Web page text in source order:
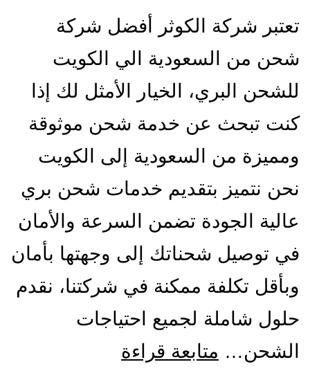
تعتبر شركة الكوثر أفضل شركة
شحن من السعودية الي الكويت
للشحن البري، الخيار الأمثل لك إذا
كنت تبحث عن خدمة شحن موثوقة
ومميزة من السعودية إلى الكويت
نحن نتميز بتقديم خدمات شحن بري
عالية الجودة تضمن السرعة والأمان
في توصيل شحناتك إلى وجهتها بأمان
وبأقل تكلفة ممكنة في شركتنا، نقدم
حلول شاملة لجميع احتياجات
الشحن… متابعة قراءة